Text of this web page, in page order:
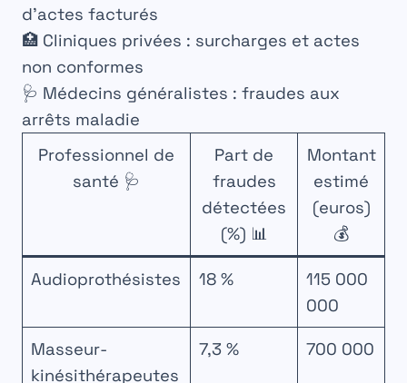
d’actes facturés
🏥 Cliniques privées : surcharges et actes
non conformes
🩺 Médecins généralistes : fraudes aux
arrêts maladie
Professionnel de
santé 🩺
Part de
fraudes
détectées
(%) 📊
Montant
estimé
(euros)
💰
Audioprothésistes 18 %
115 000
000
Masseur-
kinésithérapeutes
7,3 % 700 000